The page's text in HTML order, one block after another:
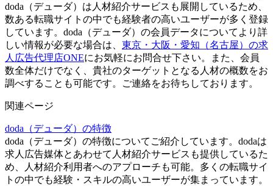
doda（デューダ）は人材紹介サービスも展開しているため、
数ある転職サイトの中でも経験者の高いユーザーが多く登録
しています。doda（デューダ）の会員データについてより詳
しい情報が必要な場合は、 東京・大阪・愛知（名古屋）の求
人広告代理店ONEにお気軽にお問合せ下さい。また、会員
数全体だけでなく、貴社のターゲットとなる人材の概数をお
調べすることも可能です。ご連絡をお待ちしております。
関連ページ
doda（デューダ）の特徴
doda（デューダ）の特徴についてご紹介しています。dodaは
求人広告媒体とあわせて人材紹介サービスも提供しているた
め、人材紹介利用者へのアプローチも可能。多くの転職サイ
トの中でも経験・スキルの高いユーザーが集まっています。